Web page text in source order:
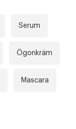
Serum
Ögonkräm
Mascara